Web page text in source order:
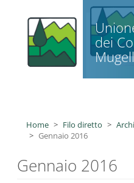
Salta al contenuto principale
dei
Home
Filo diretto
Gennaio 2016
Gennaio 2016